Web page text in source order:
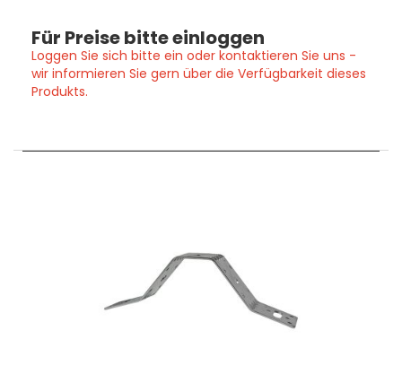
Für Preise bitte einloggen
Loggen Sie sich bitte ein oder kontaktieren Sie uns -
wir informieren Sie gern über die Verfügbarkeit dieses
Produkts.